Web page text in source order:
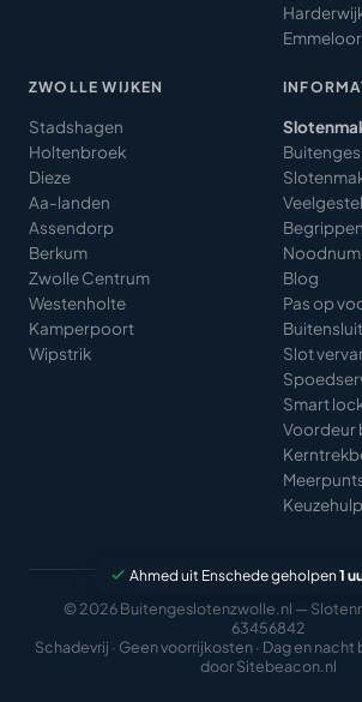
ZWOLLE WIJKEN
Stadshagen
Holtenbroek
Dieze
Aa-landen
Assendorp
Berkum
Zwolle Centrum
Westenholte
Kamperpoort
Wipstrik
Blog
Pas op
Slot
Smart
Voordeur
© 2026 Buitengeslotenzwolle.nl —
63456842
Schadevrij · Geen voorrijkosten · Dag en
doorSitebeacon.nl
Ahmed uit Enschede geholpen 1